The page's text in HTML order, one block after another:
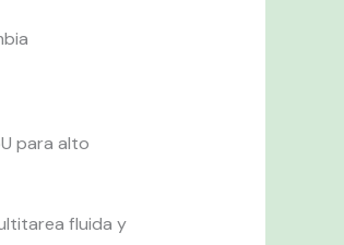
para alto
fluida y